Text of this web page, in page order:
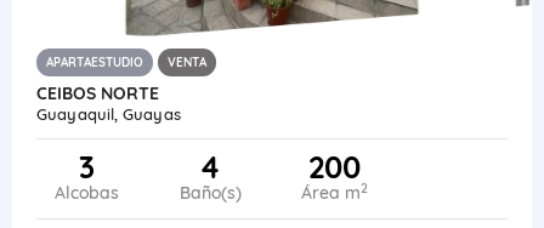
APARTAESTUDIO VENTA
CEIBOS NORTE
Guayaquil, Guayas
3
Alcobas
4
Baño(s)
200
Área m2